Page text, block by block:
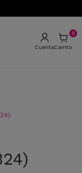
Cuenta
0
Carrito